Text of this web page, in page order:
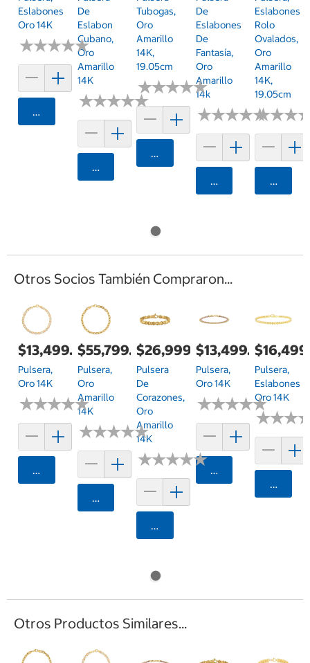
Eslabones
Oro 14K
★★★★★
★★★★★
Agregar
De
Eslabon
Cubano,
Oro
Amarillo
14K
★★★★★
★★★★★
Agregar
Tubogas,
Oro
Amarillo
14K,
19.05cm
★★★★★
★★★★★
Agregar
De
Eslabones
De
Fantasía,
Oro
Amarillo
14k
★★★★★
★★★★★
Agregar
Eslabones
Rolo
Ovalados,
Oro
Amarillo
14K,
19.05cm
★★★
★★★
Otros Socios También Compraron...
$13,499.00
Pulsera,
Oro 14K
★★★★★
★★★★★
Agregar
$55,799.00
Pulsera,
Oro
Amarillo
14K
★★★★★
★★★★★
Agregar
$26,999.00
Pulsera
De
Corazones,
Oro
Amarillo
14K
★★★★★
★★★★★
Agregar
$13,499.00
Pulsera,
Oro 14K
★★★★★
★★★★★
Agregar
Pulsera,
Eslabones
Oro 14K
★★★
★★★
Otros Productos Similares...